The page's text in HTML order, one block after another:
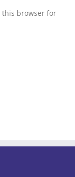
this browser for